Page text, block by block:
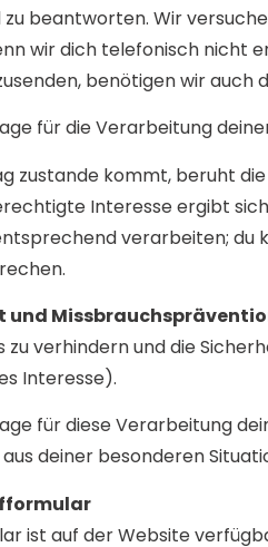
beantworten. Wir
wir dich telefonisch nicht
benötigen wir auch
für die Verarbeitung
zustande kommt, beruht
Interesse ergibt
verarbeiten; du
und
verhindern und die
Interesse).
für diese Verarbeitung
deiner besonderen
ist auf der Website